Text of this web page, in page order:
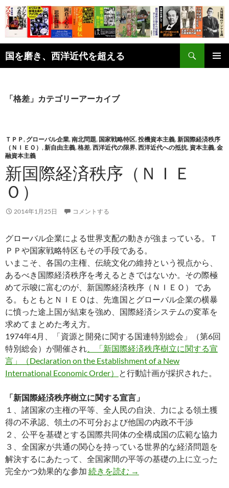
コ
ン
テ
ン
ツ
へ
国を磨き、西洋近代を超える
索
「格差」カテゴリーアーカイブ
ＴＰＰ, グローバル企業,南北問題, 国家戦略特区,投機資本主義,新国際経済秩序
（ＮＩＥＯ） ,新自由主義,格差,西洋近代の限界,西洋近代への抵抗,資本主義,金
融資本主義
新国際経済秩序（ＮＩＥ
Ｏ）
2014年1月25日 コメントする
グローバル企業による世界支配の動きが強まっている。Ｔ
ＰＰや国家戦略特区もその手段である。
いまこそ、各国の主権、伝統文化の維持という視点から、
あるべき国際経済秩序を考えるときではないか。その際極
めて示唆に富むのが、新国際経済秩序（ＮＩＥＯ） であ
る。もともとＮＩＥＯは、先進国とグローバル企業の横暴
に憤った途上国が結束を強め、国際経済システムの変革を
求めてまとめた考え方。
1974年4月、「資源と開発に関する国連特別総会」（第6回
特別総会）が開催され 、「新国際経済秩序樹立に関する宣
言」（Declaration on the Establishment of a New
International Economic Order）
と行動計画が採択された。
「新国際経済秩序樹立に関する宣言」
１、諸国家の主権の平等、全人民の自決、力による領土獲
得の不承認、領土の不可分および他国の内政不干渉
２、公平を基礎とする国際共同体の全構成国の広範な協力
３、全国家が共通の関心を持っている世界的な経済問題を
解決するにあたって、全国家間の平等の基礎の上に立った
完全かつ効果的な参加 続きを読む 新国際経済秩序（ＮＩＥ
→